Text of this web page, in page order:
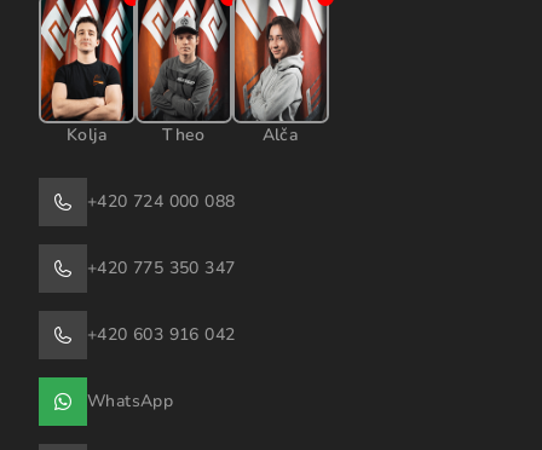
Kolja Theo Alča
+420 724 000 088
+420 775 350 347
+420 603 916 042
WhatsApp